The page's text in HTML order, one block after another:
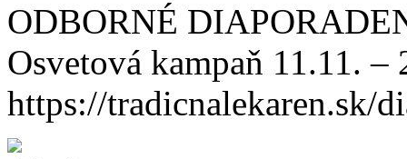
ODBORNÉ
Osvetová kampaň 11.11.
https://tradicnalekaren.sk/